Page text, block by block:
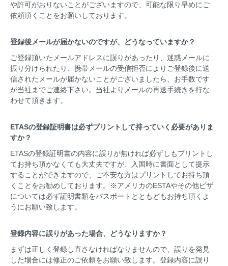
や許可がおりないことがございますので、可能な限り早めにご
依頼頂くことをお願いしております。
登録後メールが届かないのですが、どうなっていますか？
ご登録頂いたメールアドレスに誤りがあったり、迷惑メールに
振り分けられたり、携帯メールの受信拒否によりご登録後に送
信されたメールが届かないことがございましたら、お手数です
が当社までご連絡下さい。当社よりメールの再送手続きを行な
わせて頂きます。
ETASの登録証明書は必ずプリントして持っていく必要がありま
すか？
ETASの登録証明書の内容に誤りが無ければ必ずしもプリントし
てお持ち頂かなくても大丈夫ですが、入国時に書面として提示
することができますので、ご不安な方はプリントしてお持ち頂
くことをお勧めしております。※アメリカのESTAやその他ビザ
については必ず証明書類をパスポートとともどもお持ち頂くよ
うにお願い致します。
登録内容に誤りがあった場合、どうなりますか？
まずは正しく登録し直さなければなりませんので、誤りを発見
した場合には修正のご依頼をお願い致します。登録内容に誤り